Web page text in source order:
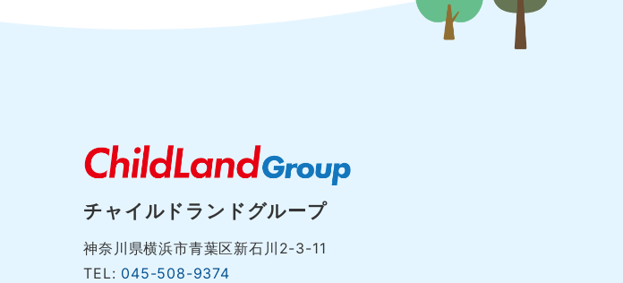
チャイルドランドグループ
神奈川県横浜市青葉区新石川2-3-11
TEL: 045-508-9374